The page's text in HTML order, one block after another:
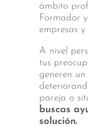
ámbito
Formador
empresas
A nivel
tus
generen
pareja o
buscas
solución.